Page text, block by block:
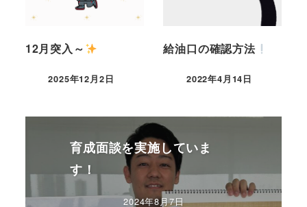
12月突入～
2025年12月2日
給油口の確認方法
2022年4月14日
育成面談を実施していま
す！
2024年8月7日